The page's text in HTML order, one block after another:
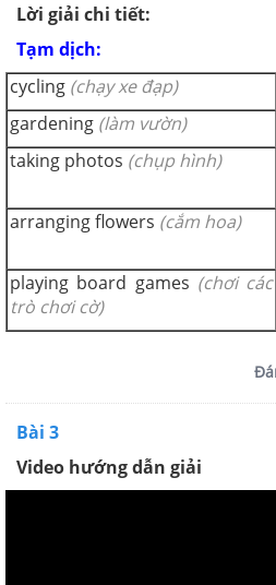
Lời giải chi tiết:
Tạm dịch:
cycling (chạy xe đạp)
gardening (làm vườn)
taking photos (chụp hình)
arranging flowers (cắm hoa)
playing board games (chơi các
trò chơi cờ)
Bài 3
Video hướng dẫn giải